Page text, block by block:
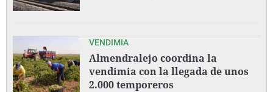
VENDIMIA
Almendralejo coordina la
vendimia con la llegada de unos
2.000 temporeros